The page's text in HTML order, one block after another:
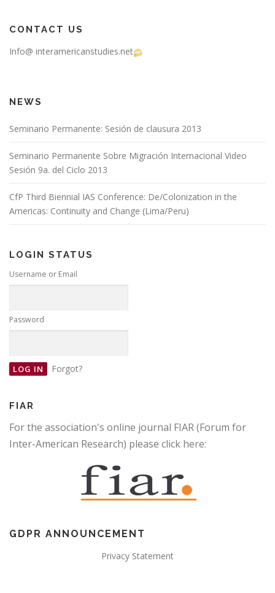
CONTACT US
Info@ interamericanstudies.net
NEWS
Seminario Permanente: Sesión de clausura 2013
Seminario Permanente Sobre Migración Internacional Video
Sesión 9a. del Ciclo 2013
CfP Third Biennial IAS Conference: De/Colonization in the
Americas: Continuity and Change (Lima/Peru)
LOGIN STATUS
Username or Email
Password
Forgot?
FIAR
For the association's online journal FIAR (Forum for
Inter-American Research) please click here:
GDPR ANNOUNCEMENT
Privacy Statement